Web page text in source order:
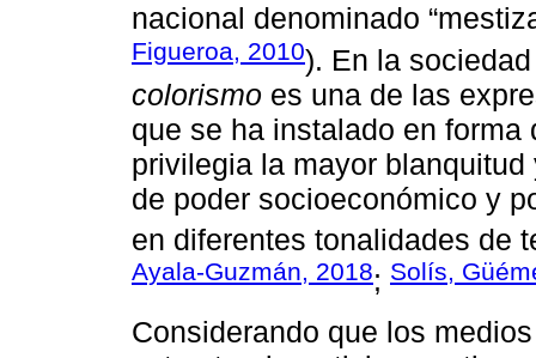
nacional denominado
Figueroa, 2010). En la
colorismo es una de las
que se ha instalado en forma
privilegia la mayor
de poder socioeconómico y
en diferentes tonalidades de
Ayala-Guzmán, 2018; Solís,
Considerando que los